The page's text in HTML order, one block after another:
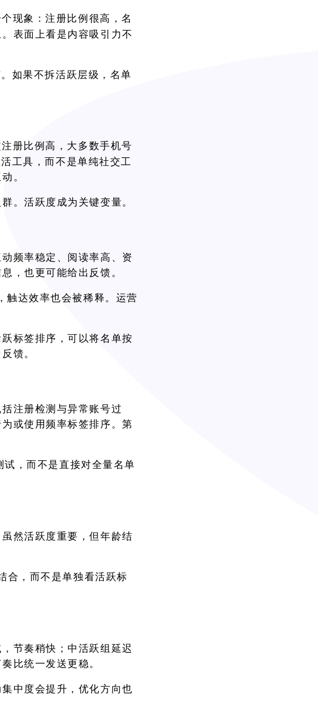
现象：注册比例很高，名
表面上看是内容吸引力不
如果不拆活跃层级，名单
册比例高，大多数手机号
工具，而不是单纯社交工
。
。活跃度成为关键变量。
频率稳定、阅读率高、资
，也更可能给出反馈。
触达效率也会被稀释。运营
标签排序，可以将名单按
馈。
注册检测与异常账号过
或使用频率标签排序。第
，而不是直接对全量名单
然活跃度重要，但年龄结
合，而不是单独看活跃标
节奏稍快；中活跃组延迟
比统一发送更稳。
中度会提升，优化方向也